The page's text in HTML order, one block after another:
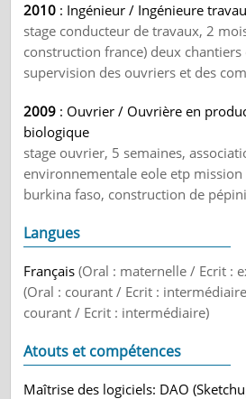
2010 : Ingénieur / Ingénieure
stage conducteur de travaux, 2
construction france) deux chantiers
supervision des ouvriers et des
2009 : Ouvrier / Ouvrière en
biologique
stage ouvrier, 5 semaines,
environnementale eole etp
burkina faso, construction de
Langues
Français(Oral : maternelle / Ecrit :
(Oral : courant / Ecrit :
courant / Ecrit : intermédiaire)
Atouts et compétences
Maîtrise des logiciels: DAO